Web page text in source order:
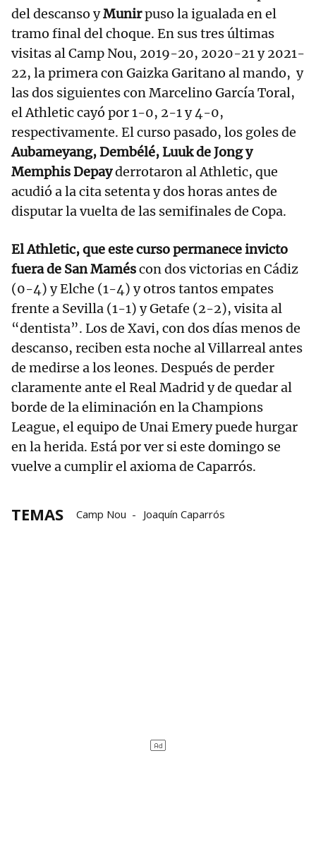
del descanso yMunirpuso la igualada en el
tramo final del choque. En sus tres últimas
visitas al Camp Nou, 2019-20, 2020-21 y 2021-
22, la primera con Gaizka Garitano al mando, y
las dos siguientes con Marcelino García Toral,
el Athletic cayó por 1-0, 2-1 y 4-0,
respectivamente. El curso pasado, los goles de
Aubameyang, Dembélé, Luuk de Jong y
Memphis Depayderrotaron al Athletic, que
acudió a la cita setenta y dos horas antes de
disputar la vuelta de las semifinales de Copa.
El Athletic, que este curso permanece invicto
fuera de San Maméscon dos victorias en Cádiz
(0-4) y Elche (1-4) y otros tantos empates
frente a Sevilla (1-1) y Getafe (2-2), visita al
“dentista”. Los de Xavi, con dos días menos de
descanso, reciben esta noche al Villarreal antes
de medirse a los leones. Después de perder
claramente ante el Real Madrid y de quedar al
borde de la eliminación en la Champions
League, el equipo de Unai Emery puede hurgar
en la herida. Está por ver si este domingo se
vuelve a cumplir el axioma de Caparrós.
TEMAS Camp Nou Joaquín Caparrós